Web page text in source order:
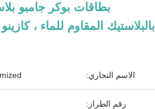
بطاقات بوكر جامبو
بالبلاستيك المقاوم للماء ،
الاسم التجاري:
رقم الطراز: